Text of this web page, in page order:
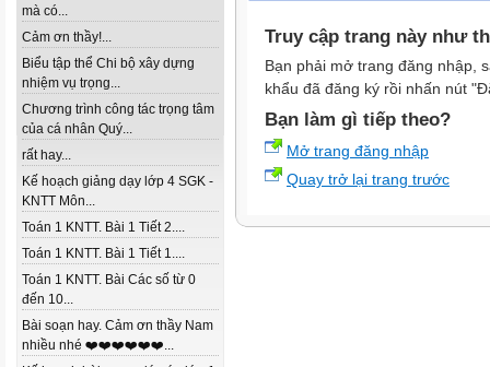
mà có...
Cảm ơn thầy!...
Biểu tập thể Chi bộ xây dựng
nhiệm vụ trọng...
Chương trình công tác trọng tâm
của cá nhân Quý...
rất hay...
Kế hoạch giảng dạy lớp 4 SGK -
KNTT Môn...
Toán 1 KNTT. Bài 1 Tiết 2....
Toán 1 KNTT. Bài 1 Tiết 1....
Toán 1 KNTT. Bài Các số từ 0
đến 10...
Bài soạn hay. Cảm ơn thầy Nam
nhiều nhé ❤️❤️❤️❤️❤️❤️...
Truy cập trang này như
Bạn phải mở trang đăng nhập,
khẩu đã đăng ký rồi nhấn nút
Bạn làm gì tiếp theo?
Mở trang đăng nhập
Quay trở lại trang trước